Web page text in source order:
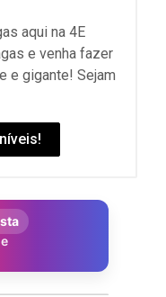
aqui na 4E
e venha fazer
e gigante! Sejam